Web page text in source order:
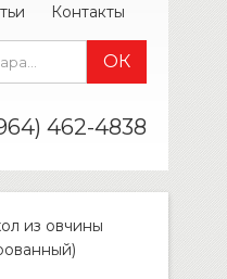
Контакты
462-4838
из овчины